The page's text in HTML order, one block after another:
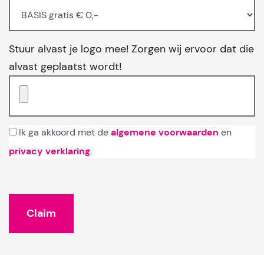
Stuur alvast je logo mee! Zorgen wij ervoor dat die
alvast geplaatst wordt!
Ik ga akkoord met dealgemene voorwaarden en
privacy verklaring.